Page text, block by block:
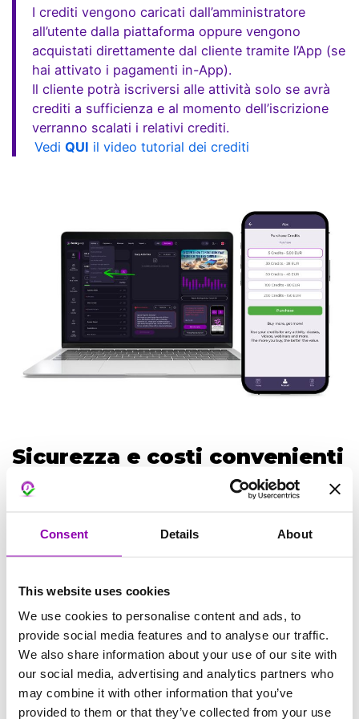
Consent Details About
This website uses cookies
We use cookies to personalise content and ads, to
provide social media features and to analyse our traffic.
We also share information about your use of our site with
our social media, advertising and analytics partners who
may combine it with other information that you’ve
provided to them or that they’ve collected from your use
I crediti vengono caricati dall’amministratore
all’utente dalla piattaforma oppure vengono
acquistati direttamente dal cliente tramite l’App (se
hai attivato i pagamenti in-App).
Il cliente potrà iscriversi alle attività solo se avrà
crediti a sufficienza e al momento dell’iscrizione
verranno scalati i relativi crediti.
VediQUI il video tutorial dei crediti
Sicurezza e costi convenienti
internazionale di pagamento Stripe per
ai pagamenti in-App di Stripe sono
significativamente più convenienti rispetto ad
altre piattaforme, consentendoti di
minimizzare le commissioni.
Vedi QUI i costi di Stripe
. BookyWay applica
solo l’1% di commissione.